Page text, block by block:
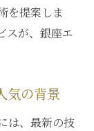
を提案しま
スが、銀座エ
気の背景
は、最新の技